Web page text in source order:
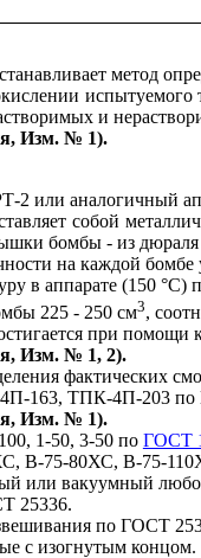
метод
и
Изм. № 1).
2 или аналогичный
собой
бомбы - из
на каждой
в аппарате (150
225 - 250 см3,
при
Изм. № 1, 2).
фактических
163, ТПК-4П-203 по
Изм. № 1).
1-50, 3-50 по ГОСТ
В-75-80ХС, В-75-
или вакуумный
25336.
по ГОСТ
с изогнутым концом.